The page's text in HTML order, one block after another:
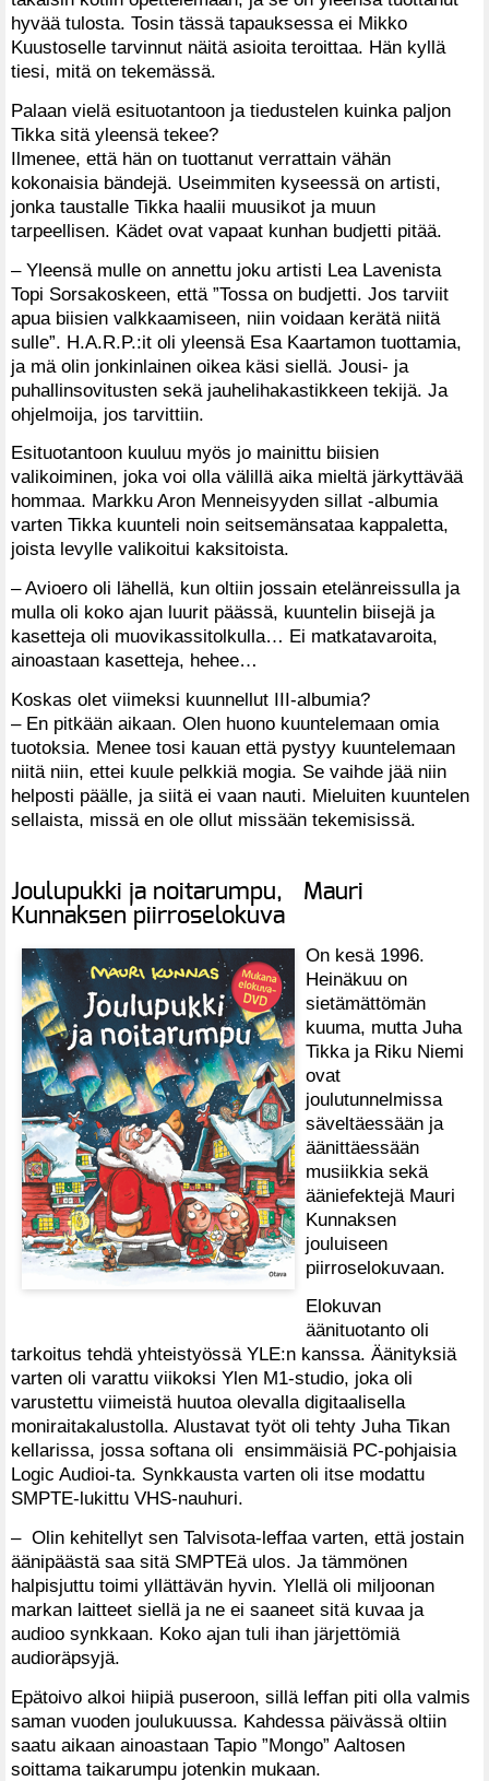
hyvää tulosta. Tosin tässä tapauksessa ei Mikko
Kuustoselle tarvinnut näitä asioita teroittaa. Hän kyllä
tiesi, mitä on tekemässä.
Palaan vielä esituotantoon ja tiedustelen kuinka paljon
Tikka sitä yleensä tekee?
Ilmenee, että hän on tuottanut verrattain vähän
kokonaisia bändejä. Useimmiten kyseessä on artisti,
jonka taustalle Tikka haalii muusikot ja muun
tarpeellisen. Kädet ovat vapaat kunhan budjetti pitää.
– Yleensä mulle on annettu joku artisti Lea Lavenista
Topi Sorsakoskeen, että ”Tossa on budjetti. Jos tarviit
apua biisien valkkaamiseen, niin voidaan kerätä niitä
sulle”. H.A.R.P.:it oli yleensä Esa Kaartamon tuottamia,
ja mä olin jonkinlainen oikea käsi siellä. Jousi- ja
puhallinsovitusten sekä jauhelihakastikkeen tekijä. Ja
ohjelmoija, jos tarvittiin.
Esituotantoon kuuluu myös jo mainittu biisien
valikoiminen, joka voi olla välillä aika mieltä järkyttävää
hommaa. Markku Aron Menneisyyden sillat -albumia
varten Tikka kuunteli noin seitsemänsataa kappaletta,
joista levylle valikoitui kaksitoista.
– Avioero oli lähellä, kun oltiin jossain etelänreissulla ja
mulla oli koko ajan luurit päässä, kuuntelin biisejä ja
kasetteja oli muovikassitolkulla… Ei matkatavaroita,
ainoastaan kasetteja, hehee…
Koskas olet viimeksi kuunnellut III-albumia?
– En pitkään aikaan. Olen huono kuuntelemaan omia
tuotoksia. Menee tosi kauan että pystyy kuuntelemaan
niitä niin, ettei kuule pelkkiä mogia. Se vaihde jää niin
helposti päälle, ja siitä ei vaan nauti. Mieluiten kuuntelen
sellaista, missä en ole ollut missään tekemisissä.
Joulupukki ja noitarumpu, Mauri
Kunnaksen piirroselokuva
On kesä 1996.
Heinäkuu on
sietämättömän
kuuma, mutta Juha
Tikka ja Riku Niemi
ovat
joulutunnelmissa
säveltäessään ja
äänittäessään
musiikkia sekä
ääniefektejä Mauri
Kunnaksen
jouluiseen
piirroselokuvaan.
Elokuvan
äänituotanto oli
tarkoitus tehdä yhteistyössä YLE:n kanssa. Äänityksiä
varten oli varattu viikoksi Ylen M1-studio, joka oli
varustettu viimeistä huutoa olevalla digitaalisella
moniraitakalustolla. Alustavat työt oli tehty Juha Tikan
kellarissa, jossa softana oli ensimmäisiä PC-pohjaisia
Logic Audioi-ta. Synkkausta varten oli itse modattu
SMPTE-lukittu VHS-nauhuri.
– Olin kehitellyt sen Talvisota-leffaa varten, että jostain
äänipäästä saa sitä SMPTEä ulos. Ja tämmönen
halpisjuttu toimi yllättävän hyvin. Ylellä oli miljoonan
markan laitteet siellä ja ne ei saaneet sitä kuvaa ja
audioo synkkaan. Koko ajan tuli ihan järjettömiä
audioräpsyjä.
Epätoivo alkoi hiipiä puseroon, sillä leffan piti olla valmis
saman vuoden joulukuussa. Kahdessa päivässä oltiin
saatu aikaan ainoastaan Tapio ”Mongo” Aaltosen
soittama taikarumpu jotenkin mukaan.